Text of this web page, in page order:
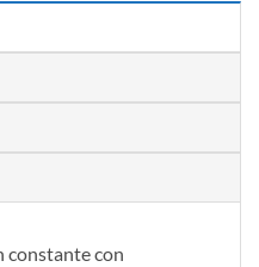
constante con